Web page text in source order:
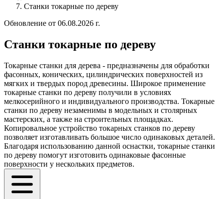
Станки токарные по дереву
Обновление от 06.08.2026 г.
Станки токарные по дереву
Токарные станки для дерева - предназначены для обработки
фасонных, конических, цилиндрических поверхностей из
мягких и твердых пород древесины. Широкое применение
токарные станки по дереву получили в условиях
мелкосерийного и индивидуального производства. Токарные
станки по дереву незаменимы в модельных и столярных
мастерских, а также на строительных площадках.
Копировальное устройство токарных станков по дереву
позволяет изготавливать большое число одинаковых деталей.
Благодаря использованию данной оснастки, токарные станки
по дереву помогут изготовить одинаковые фасонные
поверхности у нескольких предметов.